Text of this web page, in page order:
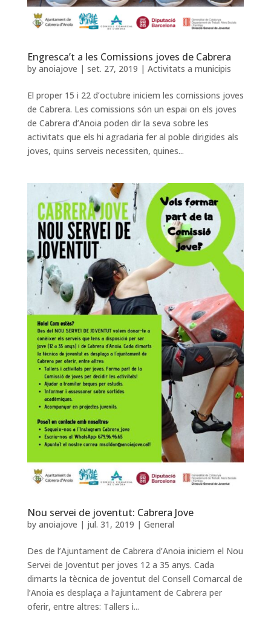
Engresca’t a les Comissions joves de Cabrera
by anoiajove | set. 27, 2019 | Activitats a municipis
El proper 15 i 22 d’octubre iniciem les comissions joves
de Cabrera. Les comissions són un espai on els joves
de Cabrera d’Anoia poden dir la seva sobre les
activitats que els hi agradaria fer al poble dirigides als
joves, quins serveis necessiten, quines...
Nou servei de joventut: Cabrera Jove
by anoiajove | jul. 31, 2019 | General
Des de l’Ajuntament de Cabrera d’Anoia iniciem el Nou
Servei de Joventut per joves 12 a 35 anys. Cada
dimarts la tècnica de joventut del Consell Comarcal de
l’Anoia es desplaça a l’ajuntament de Cabrera per
oferir, entre altres: Tallers i...